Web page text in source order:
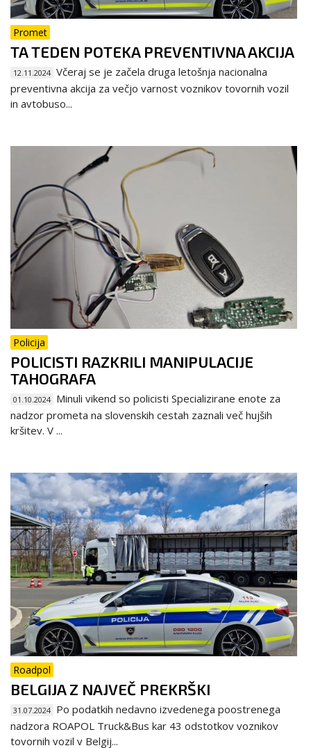
Promet
TA TEDEN POTEKA PREVENTIVNA AKCIJA
12.11.2024 Včeraj se je začela druga letošnja nacionalna
preventivna akcija za večjo varnost voznikov tovornih vozil
in avtobuso...
Policija
POLICISTI RAZKRILI MANIPULACIJE
TAHOGRAFA
01.10.2024 Minuli vikend so policisti Specializirane enote za
nadzor prometa na slovenskih cestah zaznali več hujših
kršitev. V ...
Roadpol
BELGIJA Z NAJVEČ PREKRŠKI
31.07.2024 Po podatkih nedavno izvedenega poostrenega
nadzora ROAPOL Truck&Bus kar 43 odstotkov voznikov
tovornih vozil v Belgij...